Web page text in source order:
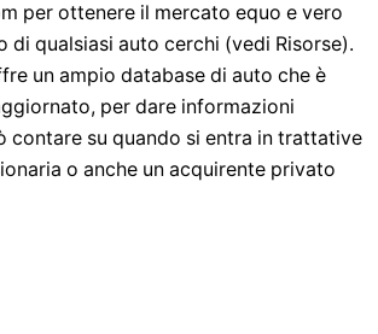
per ottenere il mercato equo e vero
di qualsiasi auto cerchi (vedi Risorse).
un ampio database di auto che è
per dare informazioni
contare su quando si entra in trattative
o anche un acquirente privato